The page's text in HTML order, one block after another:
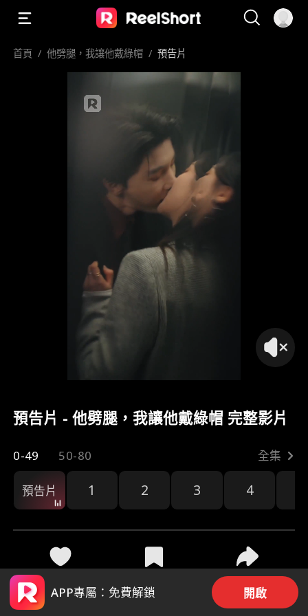
首頁 / 他劈腿，我讓他戴綠帽 / 預告片
預告片 - 他劈腿，我讓他戴綠帽 完整影片
0-49 50-80 全集
預告片 1 2 3 4
209 分享
APP專屬：免費解鎖 開啟